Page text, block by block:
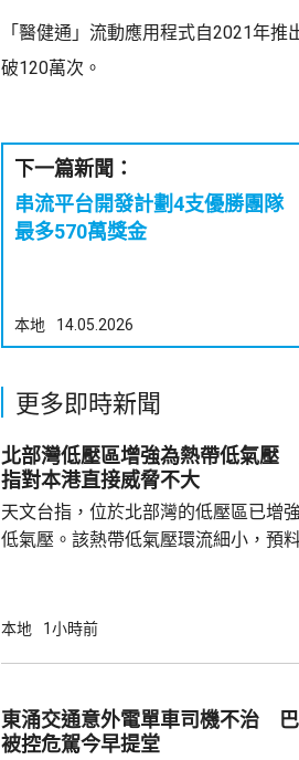
「醫健通」流動應用程式自2021年
破120萬次。
下一篇新聞：
串流平台開發計劃4支優勝團
最多570萬獎金
本地 14.05.2026
更多即時新聞
北部灣低壓區增強為熱帶低氣壓
指對本港直接威脅不大
天文台指，位於北部灣的低壓區已增
低氣壓。該熱帶低氣壓環流細小，預
採取靠近廣東沿岸的路徑，否則需要發
本地 1小時前
東涌交通意外電單車司機不治
被控危駕今早提堂